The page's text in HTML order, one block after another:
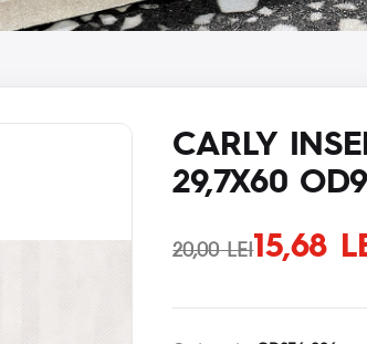
CARLY
29,7X60
20,00 LEI15,68